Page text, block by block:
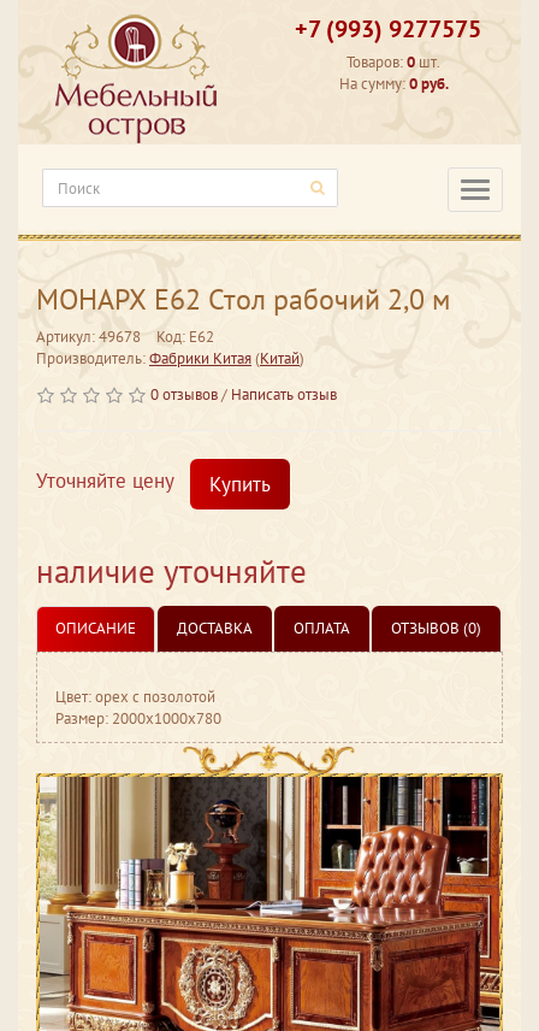
+7 (993) 9277575
Товаров:0 шт.
На сумму:0 руб.
МОНАРХ Е62 Стол рабочий 2,0 м
Артикул: 49678
Код: Е62
Производитель:Фабрики Китая(Китай)
0 отзывов/ Написать отзыв
Уточняйте цену Купить
наличие уточняйте
ОПИСАНИЕ ДОСТАВКА ОПЛАТА ОТЗЫВОВ (0)
Цвет: орех с позолотой
Размер: 2000x1000x780